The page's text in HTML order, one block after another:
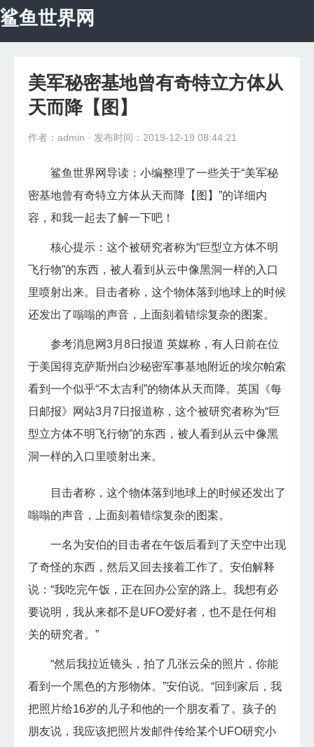
鲨鱼世界网
科学探秘
生命医学
美军秘密基地曾有奇特立方体从
天而降【图】
作者：admin · 发布时间：2019-12-19 08:44:21
鲨鱼世界网导读：小编整理了一些关于“美军秘
密基地曾有奇特立方体从天而降【图】”的详细内
容，和我一起去了解一下吧！
核心提示：这个被研究者称为“巨型立方体不明
飞行物”的东西，被人看到从云中像黑洞一样的入口
里喷射出来。目击者称，这个物体落到地球上的时候
还发出了嗡嗡的声音，上面刻着错综复杂的图案。
参考消息网3月8日报道 英媒称，有人日前在位
于美国得克萨斯州白沙秘密军事基地附近的埃尔帕索
看到一个似乎“不太吉利”的物体从天而降。英国《每
日邮报》网站3月7日报道称，这个被研究者称为“巨
型立方体不明飞行物”的东西，被人看到从云中像黑
洞一样的入口里喷射出来。
目击者称，这个物体落到地球上的时候还发出了
嗡嗡的声音，上面刻着错综复杂的图案。
一名为安伯的目击者在午饭后看到了天空中出现
了奇怪的东西，然后又回去接着工作了。安伯解释
说：“我吃完午饭，正在回办公室的路上。我想有必
要说明，我从来都不是UFO爱好者，也不是任何相
关的研究者。”
“然后我拉近镜头，拍了几张云朵的照片，你能
看到一个黑色的方形物体。”安伯说。“回到家后，我
把照片给16岁的儿子和他的一个朋友看了。孩子的
朋友说，我应该把照片发邮件传给某个UFO研究小